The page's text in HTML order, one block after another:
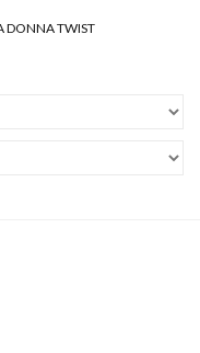
DONNA TWIST